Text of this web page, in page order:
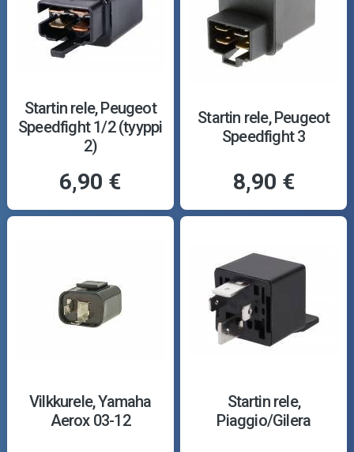
Startin rele, Peugeot
Speedfight 1/2 (tyyppi
2)
6,90 €
Startin rele, Peugeot
Speedfight 3
8,90 €
Vilkkurele, Yamaha
Aerox 03-12
Startin rele,
Piaggio/Gilera